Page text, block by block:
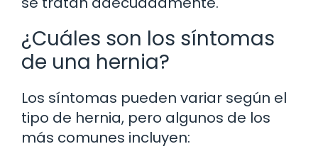
¿Cuáles son los síntomas
de una hernia?
Los síntomas pueden variar según el
tipo de hernia, pero algunos de los
más comunes incluyen: